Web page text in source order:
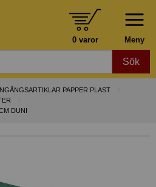
Meny
0 varor
Sök
PAPPER PLAST
DUNI